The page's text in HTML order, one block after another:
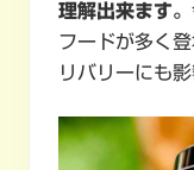
理解出来ます。
フードが多く
リバリーにも